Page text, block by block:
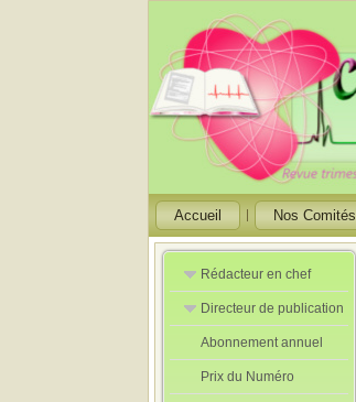
Accueil Nos Comités
Rédacteur en chef
Rédacteurs en
Chef Adjoint
Directeur de publication
Directeur de
publication
adjoint
Abonnement annuel
Prix du Numéro